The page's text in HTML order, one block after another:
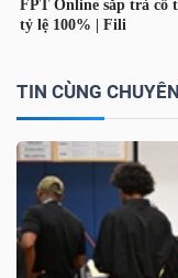
TIN CÙNG
SECTOR
NĂNG
LƯỢNG